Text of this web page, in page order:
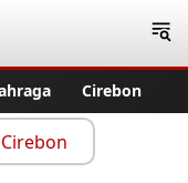
Cirebon